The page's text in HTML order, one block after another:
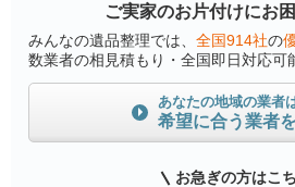
ご実家のお片付けにお
みんなの遺品整理では、 全国914社の
数業者の相見積もり・全国即日対応可
あなたの地域の業者
希望に合う業者
お急ぎの方はこ